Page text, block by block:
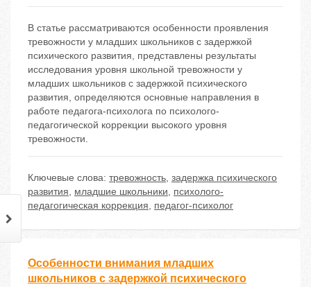
В статье рассматриваются особенности проявления
тревожности у младших школьников с задержкой
психического развития, представлены результаты
исследования уровня школьной тревожности у
младших школьников с задержкой психического
развития, определяются основные направления в
работе педагога-психолога по психолого-
педагогической коррекции высокого уровня
тревожности.
Ключевые слова: тревожность, задержка психического
развития, младшие школьники, психолого-
педагогическая коррекция, педагог-психолог
Особенности внимания младших
школьников с задержкой психического